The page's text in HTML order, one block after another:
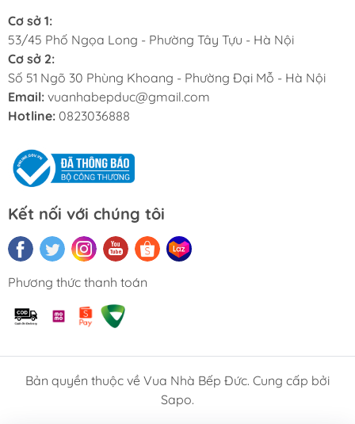
Cơ sở 1:
53/45 Phố Ngọa Long - Phường Tây Tựu - Hà Nội
Cơ sở 2:
Số 51 Ngõ 30 Phùng Khoang - Phường Đại Mỗ - Hà Nội
Email: vuanhabepduc@gmail.com
Hotline: 0823036888
Kết nối với chúng tôi
Phương thức thanh toán
Bản quyền thuộc về Vua Nhà Bếp Đức. Cung cấp bởi
Sapo.